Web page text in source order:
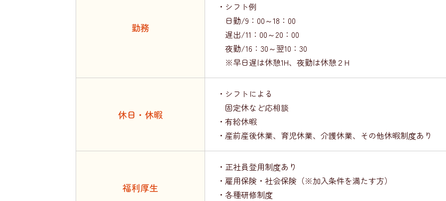
勤務
・シフト例
日勤/9：00～18：00
遅出/11：00～20：00
夜勤/16：30～翌10：30
※早日遅は休憩1H、夜勤は休憩２H
休日・休暇
・シフトによる
固定休など応相談
・有給休暇
・産前産後休業、育児休業、介護休業、その他休暇制度あり
福利厚生
・正社員登用制度あり
・雇用保険・社会保険（※加入条件を満たす方）
・各種研修制度